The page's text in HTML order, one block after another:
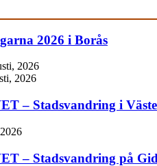
2026 i Borås
2026
2026
– Stadsvandring i
– Stadsvandring på